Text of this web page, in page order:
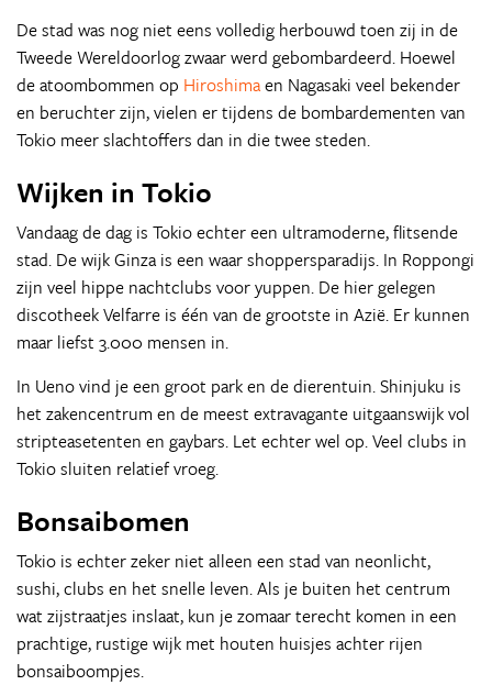
De stad was nog niet eens volledig herbouwd toen zij in de
Tweede Wereldoorlog zwaar werd gebombardeerd. Hoewel
de atoombommen op Hiroshimaen Nagasaki veel bekender
en beruchter zijn, vielen er tijdens de bombardementen van
Tokio meer slachtoffers dan in die twee steden.
Wijken in Tokio
Vandaag de dag is Tokio echter een ultramoderne, flitsende
stad. De wijk Ginza is een waar shoppersparadijs. In Roppongi
zijn veel hippe nachtclubs voor yuppen. De hier gelegen
discotheek Velfarre is één van de grootste in Azië. Er kunnen
maar liefst 3.000 mensen in.
In Ueno vind je een groot park en de dierentuin. Shinjuku is
het zakencentrum en de meest extravagante uitgaanswijk vol
stripteasetenten en gaybars. Let echter wel op. Veel clubs in
Tokio sluiten relatief vroeg.
Bonsaibomen
Tokio is echter zeker niet alleen een stad van neonlicht,
sushi, clubs en het snelle leven. Als je buiten het centrum
wat zijstraatjes inslaat, kun je zomaar terecht komen in een
prachtige, rustige wijk met houten huisjes achter rijen
bonsaiboompjes.